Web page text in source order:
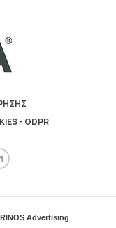
- GDPR
Advertising